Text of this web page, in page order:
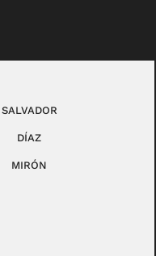
SALVADOR
DÍAZ
MIRÓN